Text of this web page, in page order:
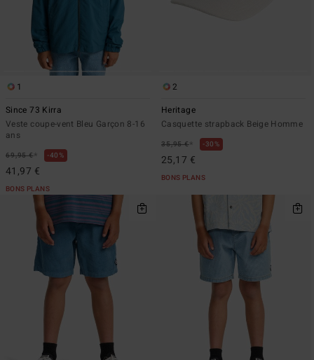
1
Since 73 Kirra
Veste coupe-vent Bleu Garçon 8-16
ans
69,95 €* 40%
41,97 €
BONS PLANS
2
Heritage
Casquette strapback Beige Homme
35,95 €* 30%
25,17 €
BONS PLANS